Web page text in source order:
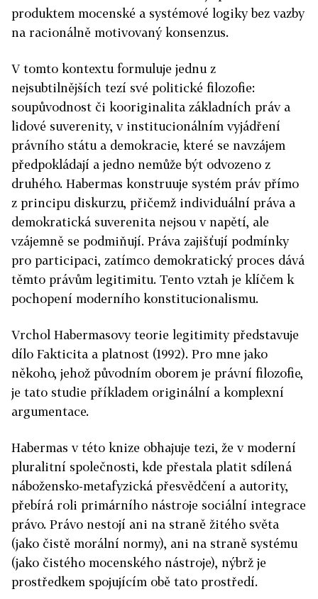
produktem mocenské a systémové logiky bez vazby
na racionálně motivovaný konsenzus.
V tomto kontextu formuluje jednu z
nejsubtilnějších tezí své politické filozofie:
soupůvodnost či kooriginalita základních práv a
lidové suverenity, v institucionálním vyjádření
právního státu a demokracie, které se navzájem
předpokládají a jedno nemůže být odvozeno z
druhého. Habermas konstruuje systém práv přímo
z principu diskurzu, přičemž individuální práva a
demokratická suverenita nejsou v napětí, ale
vzájemně se podmiňují. Práva zajišťují podmínky
pro participaci, zatímco demokratický proces dává
těmto právům legitimitu. Tento vztah je klíčem k
pochopení moderního konstitucionalismu.
Vrchol Habermasovy teorie legitimity představuje
dílo Fakticita a platnost (1992). Pro mne jako
někoho, jehož původním oborem je právní filozofie,
je tato studie příkladem originální a komplexní
argumentace.
Habermas v této knize obhajuje tezi, že v moderní
pluralitní společnosti, kde přestala platit sdílená
nábožensko-metafyzická přesvědčení a autority,
přebírá roli primárního nástroje sociální integrace
právo. Právo nestojí ani na straně žitého světa
(jako čistě morální normy), ani na straně systému
(jako čistého mocenského nástroje), nýbrž je
prostředkem spojujícím obě tato prostředí.